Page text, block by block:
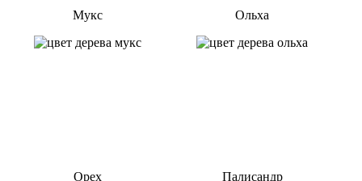
Мукс Ольха
Орех Палисандр